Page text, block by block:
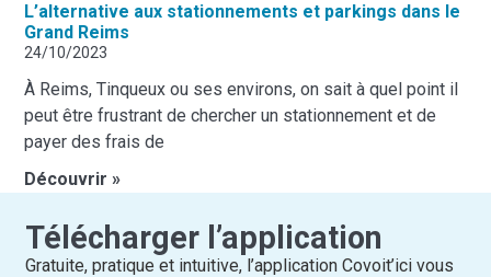
L’alternative aux stationnements et parkings dans le
Grand Reims
24/10/2023
À Reims, Tinqueux ou ses environs, on sait à quel point il
peut être frustrant de chercher un stationnement et de
payer des frais de
Découvrir »
Télécharger l’application
Gratuite, pratique et intuitive, l’application Covoit’ici vous